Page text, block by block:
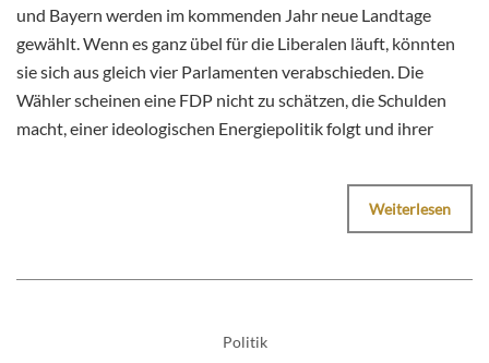
und Bayern werden im kommenden Jahr neue Landtage
gewählt. Wenn es ganz übel für die Liberalen läuft, könnten
sie sich aus gleich vier Parlamenten verabschieden. Die
Wähler scheinen eine FDP nicht zu schätzen, die Schulden
macht, einer ideologischen Energiepolitik folgt und ihrer
Weiterlesen
Politik